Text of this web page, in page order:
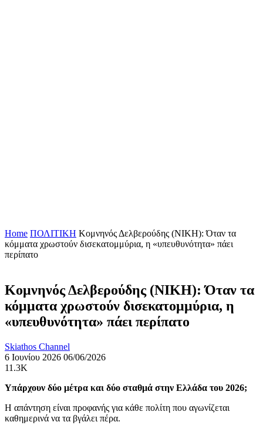
Home ΠΟΛΙΤΙΚΗ Κομνηνός Δελβερούδης (ΝΙΚΗ): Όταν τα
κόμματα χρωστούν δισεκατομμύρια, η «υπευθυνότητα» πάει
περίπατο
Κομνηνός Δελβερούδης (ΝΙΚΗ): Όταν τα
κόμματα χρωστούν δισεκατομμύρια, η
«υπευθυνότητα» πάει περίπατο
Skiathos Channel
6 Ιουνίου 2026 06/06/2026
11.3K
Υπάρχουν δύο μέτρα και δύο σταθμά στην Ελλάδα του 2026;
Η απάντηση είναι προφανής για κάθε πολίτη που αγωνίζεται
καθημερινά να τα βγάλει πέρα.